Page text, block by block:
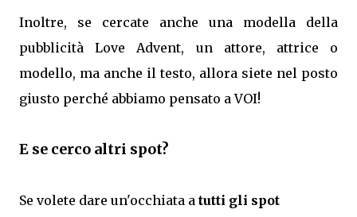
Inoltre, se cercate anche una modella della
pubblicità Love Advent, un attore, attrice o
modello, ma anche il testo, allora siete nel posto
giusto perché abbiamo pensato a VOI!
E se cerco altri spot?
Se volete dare un'occhiata a tutti gli spot